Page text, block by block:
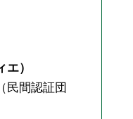
）
民間認証団